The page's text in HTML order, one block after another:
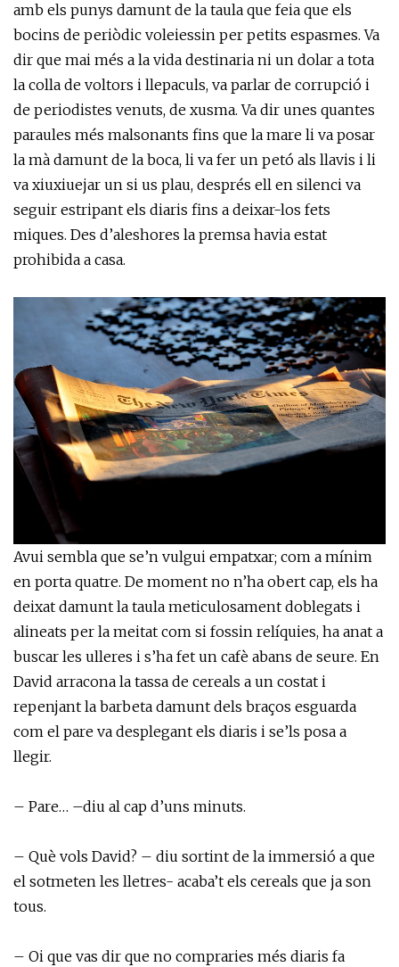
amb els punys damunt de la taula que feia que els
bocins de periòdic voleiessin per petits espasmes. Va
dir que mai més a la vida destinaria ni un dolar a tota
la colla de voltors i llepaculs, va parlar de corrupció i
de periodistes venuts, de xusma. Va dir unes quantes
paraules més malsonants fins que la mare li va posar
la mà damunt de la boca, li va fer un petó als llavis i li
va xiuxiuejar un si us plau, després ell en silenci va
seguir estripant els diaris fins a deixar-los fets
miques. Des d’aleshores la premsa havia estat
prohibida a casa.
Avui sembla que se’n vulgui empatxar; com a mínim
en porta quatre. De moment no n’ha obert cap, els ha
deixat damunt la taula meticulosament doblegats i
alineats per la meitat com si fossin relíquies, ha anat a
buscar les ulleres i s’ha fet un cafè abans de seure. En
David arracona la tassa de cereals a un costat i
repenjant la barbeta damunt dels braços esguarda
com el pare va desplegant els diaris i se’ls posa a
llegir.
– Pare… –diu al cap d’uns minuts.
– Què vols David? – diu sortint de la immersió a que
el sotmeten les lletres- acaba’t els cereals que ja son
tous.
– Oi que vas dir que no compraries més diaris fa